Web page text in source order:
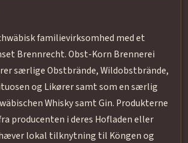
familievirksomhed med et
Brennrecht. Obst-Korn Brennerei
særlige Obstbrände, Wildobstbrände,
og Likører samt som en særlig
Whisky samt Gin. Produkterne
producenten i deres Hofladen eller
lokal tilknytning til Köngen og